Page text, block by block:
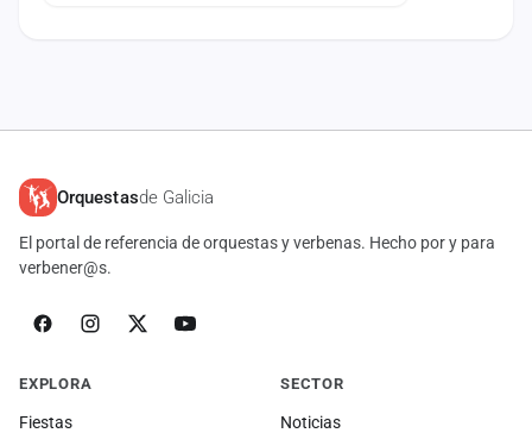
Orquestasde Galicia
El portal de referencia de orquestas y verbenas. Hecho por y para
verbener@s.
EXPLORA
Fiestas
SECTOR
Noticias